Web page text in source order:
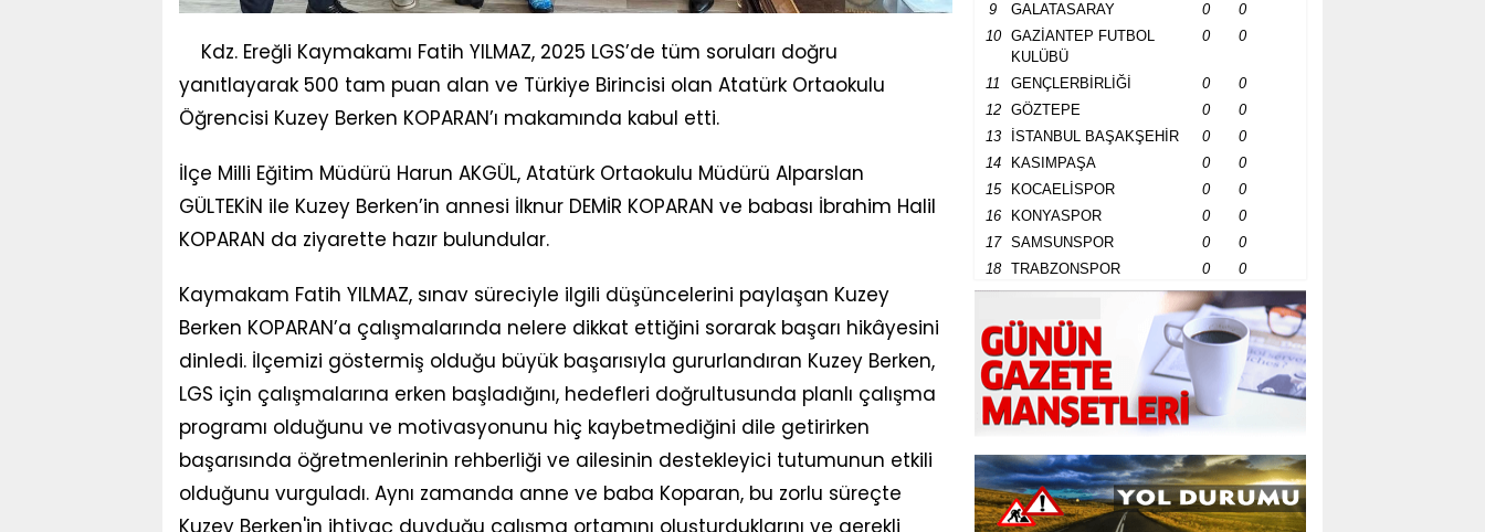
Kdz. Ereğli Kaymakamı Fatih YILMAZ, 2025 LGS’de tüm soruları doğru
yanıtlayarak 500 tam puan alan ve Türkiye Birincisi olan Atatürk Ortaokulu
Öğrencisi Kuzey Berken KOPARAN’ı makamında kabul etti.
İlçe Milli Eğitim Müdürü Harun AKGÜL, Atatürk Ortaokulu Müdürü Alparslan
GÜLTEKİN ile Kuzey Berken’in annesi İlknur DEMİR KOPARAN ve babası İbrahim Halil
KOPARAN da ziyarette hazır bulundular.
Kaymakam Fatih YILMAZ, sınav süreciyle ilgili düşüncelerini paylaşan Kuzey
Berken KOPARAN’a çalışmalarında nelere dikkat ettiğini sorarak başarı hikâyesini
dinledi. İlçemizi göstermiş olduğu büyük başarısıyla gururlandıran Kuzey Berken,
LGS için çalışmalarına erken başladığını, hedefleri doğrultusunda planlı çalışma
programı olduğunu ve motivasyonunu hiç kaybetmediğini dile getirirken
başarısında öğretmenlerinin rehberliği ve ailesinin destekleyici tutumunun etkili
olduğunu vurguladı. Aynı zamanda anne ve baba Koparan, bu zorlu süreçte
Kuzey Berken'in ihtiyaç duyduğu çalışma ortamını oluşturduklarını ve gerekli
9
GALATASARAY 0
0
10
GAZİANTEP FUTBOL
KULÜBÜ
0 0
11 GENÇLERBİRLİĞİ 0
0
12
GÖZTEPE 0
0
13
İSTANBUL BAŞAKŞEHİR 0
0
14
KASIMPAŞA 0
0
15
KOCAELİSPOR 0
0
16
KONYASPOR 0
0
17
SAMSUNSPOR 0
0
18
TRABZONSPOR 0 0